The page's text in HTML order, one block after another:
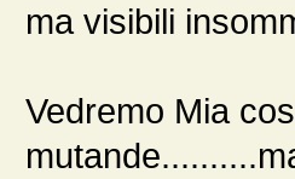
ma visibili
Vedremo Mia